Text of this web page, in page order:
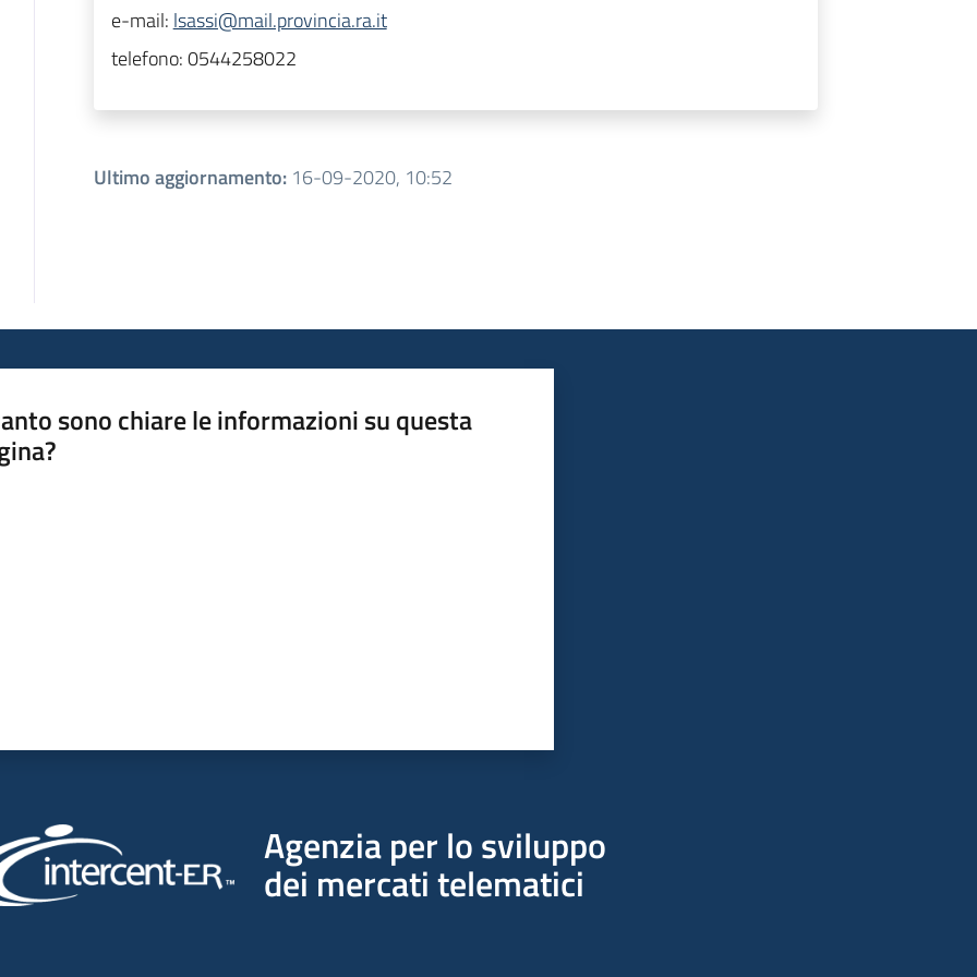
e-mail: lsassi@mail.provincia.ra.it
telefono:0544258022
Ultimo aggiornamento: 16-09-2020, 10:52
sono chiare le informazioni su questa
Agenzia per lo sviluppo
dei mercati telematici